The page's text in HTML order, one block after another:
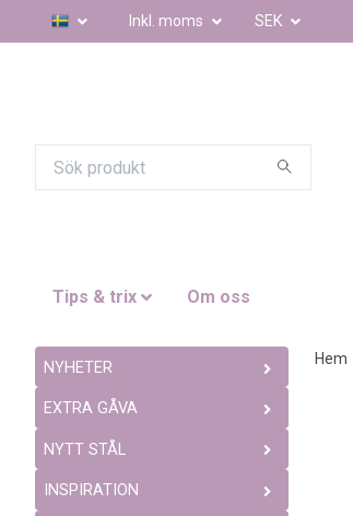
Inkl. moms SEK
Tips & trix Om oss
NYHETER
EXTRA GÅVA
NYTT STÅL
INSPIRATION
Hem